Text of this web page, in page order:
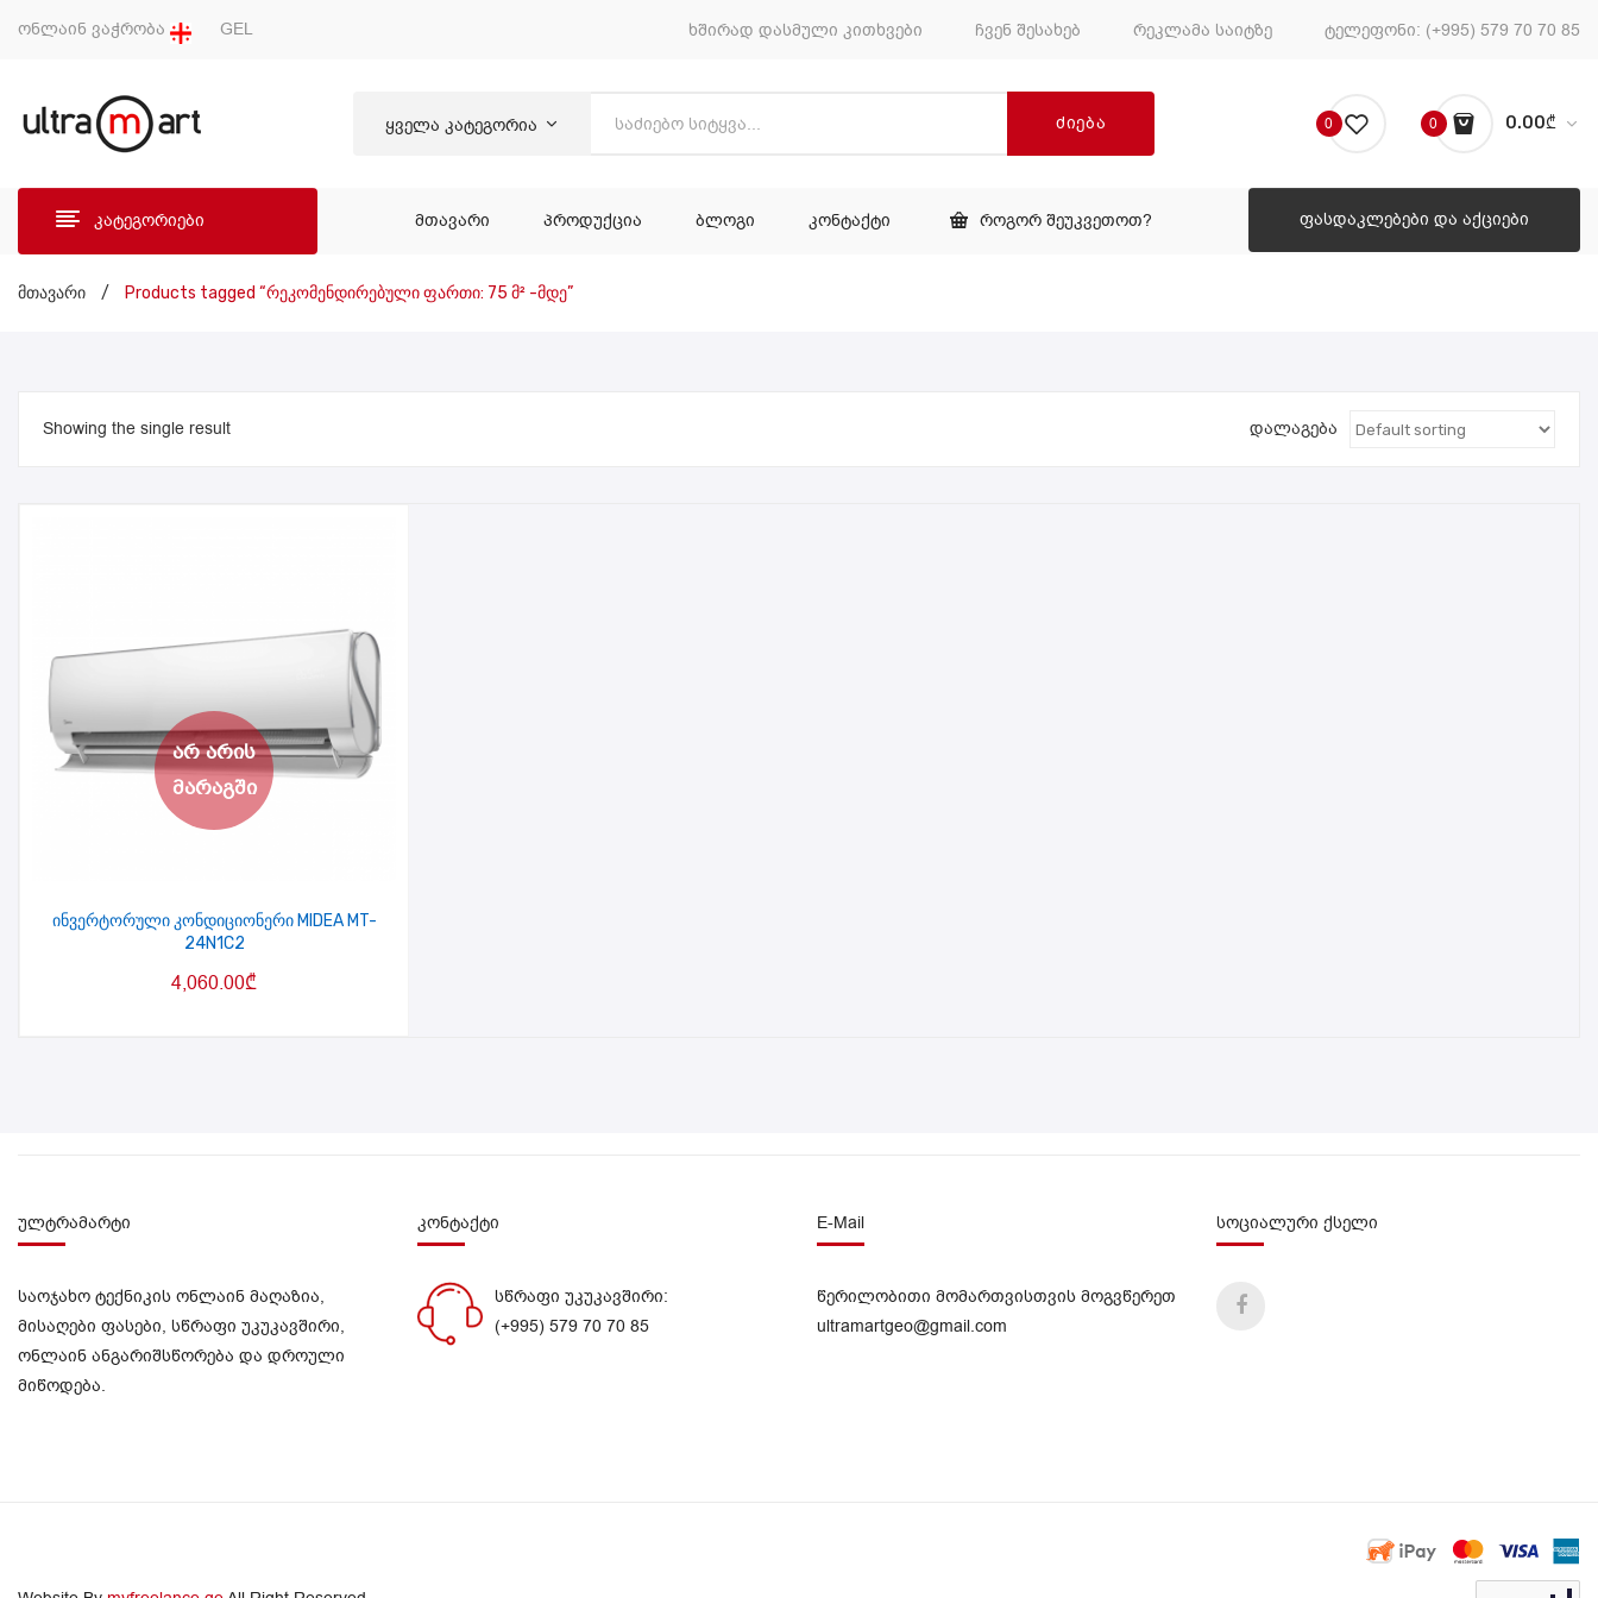
ონლაინ ვაჭრობა GEL ხშირად დასმული კითხვები ჩვენ შესახებ რეკლამა საიტზე ტელეფონი: (+995) 579 70 70 85
ყველა კატეგორია ძიება 0 0 0.00₾
No products in the cart.
კატეგორიები
ᲛᲗᲐᲕᲐᲠᲘ ᲞᲠᲝᲓᲣᲥᲪᲘᲐ ᲑᲚᲝᲒᲘ ᲙᲝᲜᲢᲐᲥᲢᲘ ᲠᲝᲒᲝᲠ ᲨᲔᲣᲙᲕᲔᲗᲝᲗ? ფასდაკლებები და აქციები
ᲛᲗᲐᲕᲐᲠᲘ
მთავარი / Products tagged “რეკომენდირებული ფართი: 75 მ² -მდე”
Showing the single result დალაგება
ინვერტორული კონდიციონერი MIDEA MT-
24N1C2
4,060.00₾
ულტრამარტი
საოჯახო ტექნიკის ონლაინ მაღაზია,
მისაღები ფასები, სწრაფი უკუკავშირი,
ონლაინ ანგარიშსწორება და დროული
მიწოდება.
კონტაქტი
სწრაფი უკუკავშირი:
(+995) 579 70 70 85
E-Mail
წერილობითი მომართვისთვის მოგვწერეთ
ultramartgeo@gmail.com
სოციალური ქსელი